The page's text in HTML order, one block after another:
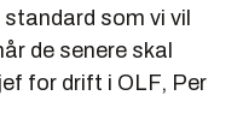
som vi vil
de senere skal
for drift i OLF, Per